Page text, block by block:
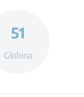
51
Globina